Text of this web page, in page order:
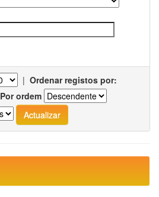
| Ordenar registos por:
Por ordem